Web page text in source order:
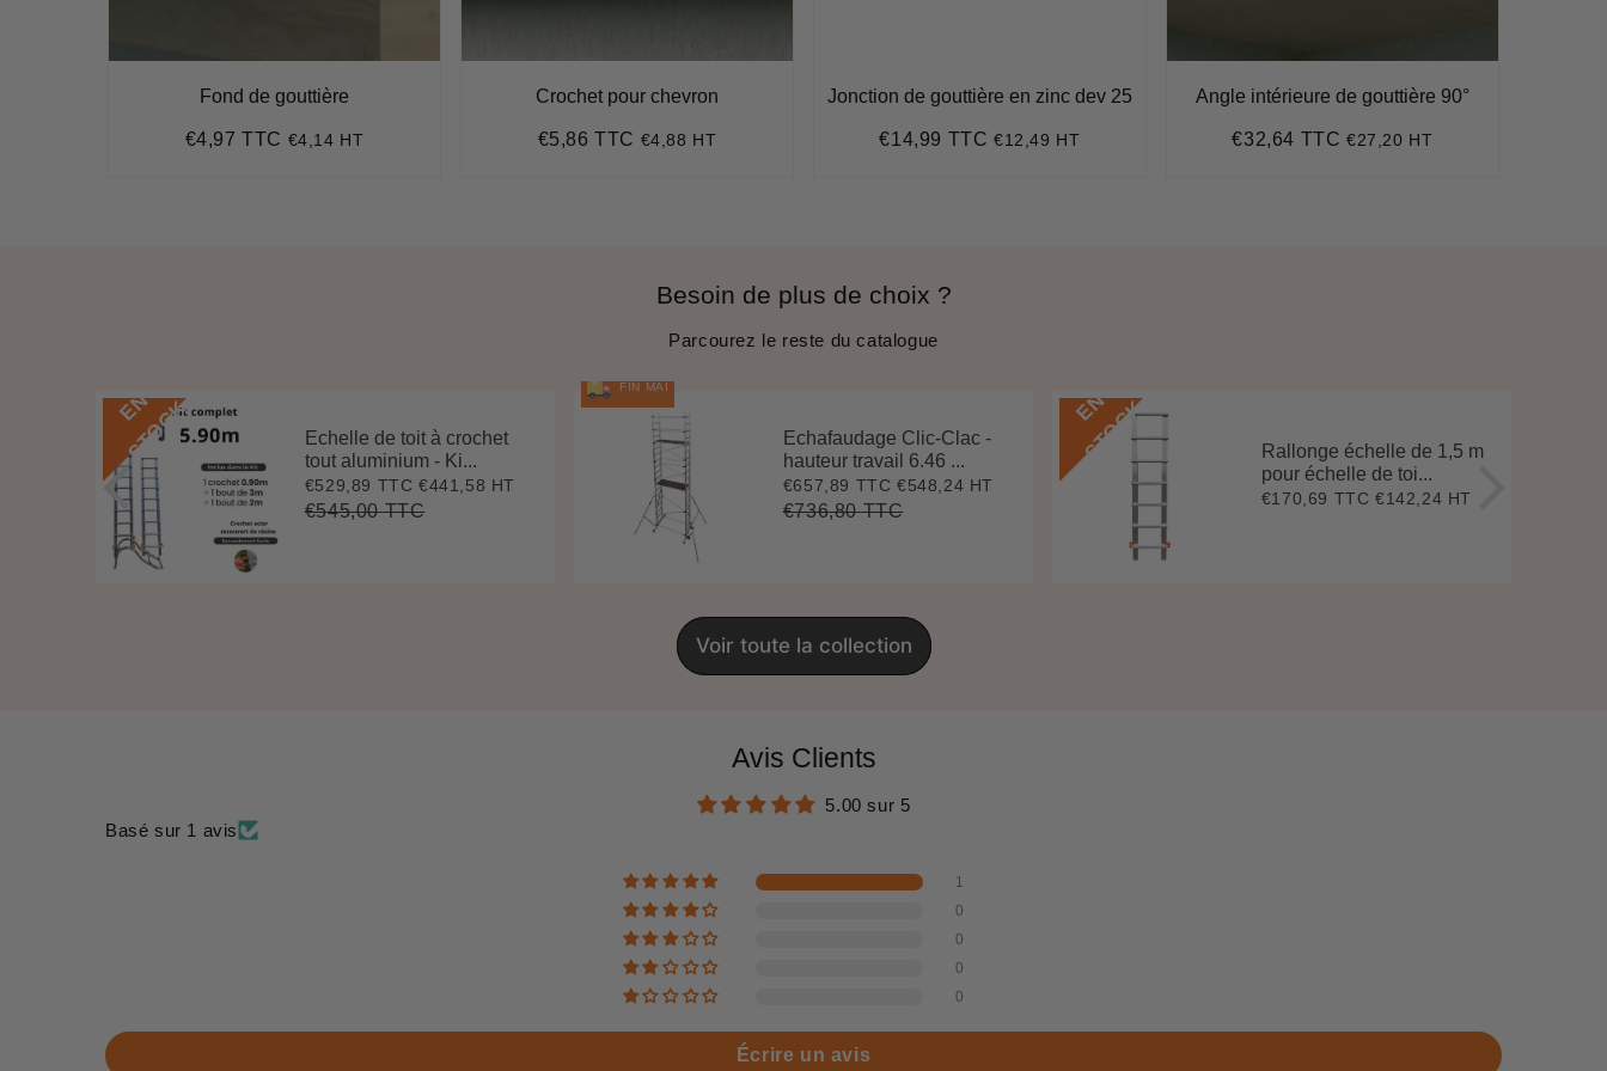
Fond de gouttière
Prix
€4,97 TTC €4,97
€4,14 HT
Crochet pour chevron
Prix
€5,86 TTC €5,86
€4,88 HT
Jonction de gouttière en zinc dev 25
Prix
€14,99 TTC€14,99
€12,49 HT
Angle intérieure de gouttière 90°
Prix
€32,64 TTC€32,64
€27,20 HT
Besoin de plus de choix ?
Parcourez le reste du catalogue
E
N
S
T
O
C
K
Echelle de toit à crochet
tout aluminium - Ki...
Prix
réduit
€529,89 TTC €529,89
€441,58 HT
Prix
€545,00 TTC€545,00
FIN MAI
Echafaudage Clic-Clac -
hauteur travail 6.46 ...
Prix
réduit
€657,89 TTC €657,89
€548,24 HT
Prix
€736,80 TTC€736,80
E
N
S
T
O
C
K
Rallonge échelle de 1,5 m
pour échelle de toi...
Prix
€170,69 TTC €170,69
€142,24 HT
Voir toute la collection
Avis Clients
5.00 sur 5
Basé sur 1 avis
1
0
0
0
0
Écrire un avis